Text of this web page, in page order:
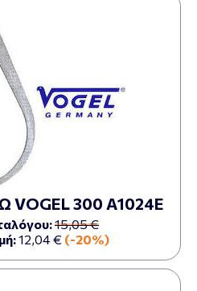
300 Α1024Ε
15,05 €
12,04 € (-20%)